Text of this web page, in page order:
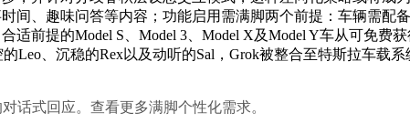
、趣味问答等内容；功能启用需满脚两个前提：车辆需配
前提的Model S、Model 3、Model X及Model Y车从可免费
Leo、沉稳的Rex以及动听的Sal，Grok被整合至特斯拉车载
式回应。查看更多满脚个性化需求。